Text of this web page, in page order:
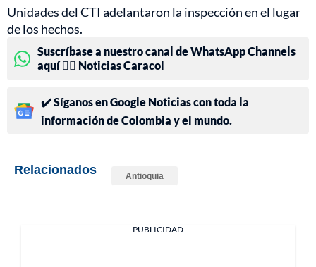
Unidades del CTI adelantaron la inspección en el lugar
de los hechos.
Suscríbase a nuestro canal de WhatsApp Channels
aquí 👉🏻 Noticias Caracol
✔️ Síganos en Google Noticias con toda la
información de Colombia y el mundo.
Relacionados Antioquia
PUBLICIDAD